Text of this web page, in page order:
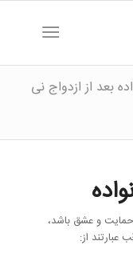
بعد از ازدواج نی
حمایت و عشق باشد،
عبارتند از: